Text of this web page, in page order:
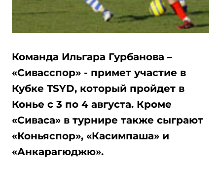
Команда Ильгара Гурбанова –
«Сивасспор» - примет участие в
Кубке TSYD, который пройдет в
Конье с 3 по 4 августа. Кроме
«Сиваса» в турнире также сыграют
«Коньяспор», «Касимпаша» и
«Анкарагюджю».